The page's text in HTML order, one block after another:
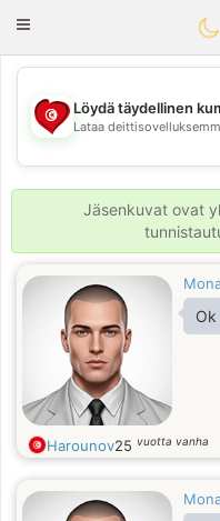
Toggle
💖
Löydä täydellinen
Lataa
Jäsenkuvat ovat
Ok
Harounov25 vuotta vanha